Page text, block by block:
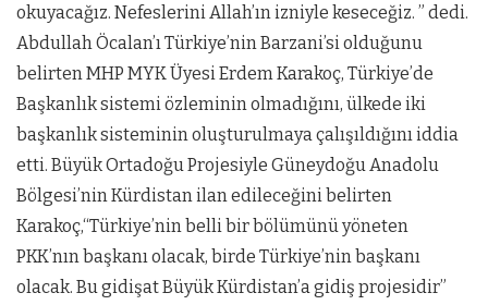
okuyacağız. Nefeslerini Allah’ın izniyle keseceğiz. ” dedi.
Abdullah Öcalan’ı Türkiye’nin Barzani’si olduğunu
belirten MHP MYK Üyesi Erdem Karakoç, Türkiye’de
Başkanlık sistemi özleminin olmadığını, ülkede iki
başkanlık sisteminin oluşturulmaya çalışıldığını iddia
etti. Büyük Ortadoğu Projesiyle Güneydoğu Anadolu
Bölgesi’nin Kürdistan ilan edileceğini belirten
Karakoç,“Türkiye’nin belli bir bölümünü yöneten
PKK’nın başkanı olacak, birde Türkiye’nin başkanı
olacak. Bu gidişat Büyük Kürdistan’a gidiş projesidir”